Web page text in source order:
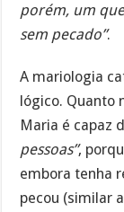
porém, um
sem pecado”.
A mariologia
lógico. Quanto
Maria é capaz
pessoas”,
embora tenha
pecou (similar